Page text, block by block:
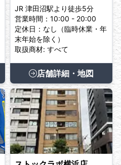
JR 津田沼駅より徒歩5分
営業時間：10:00 - 20:00
定休日：なし（臨時休業・年
末年始を除く）
取扱商材: すべて
店舗詳細・地図